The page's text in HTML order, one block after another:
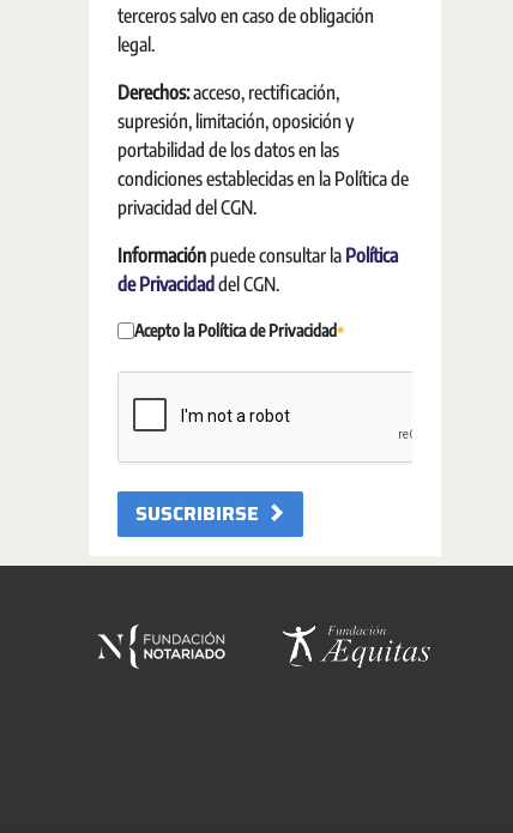
terceros salvo en caso de obligación
legal.
Derechos:acceso, rectificación,
supresión, limitación, oposición y
portabilidad de los datos en las
condiciones establecidas en la Política de
privacidad del CGN.
Información puede consultar la Política
de Privacidad del CGN.
Acepto la Política de Privacidad
Pakollinen
SUSCRIBIRSE